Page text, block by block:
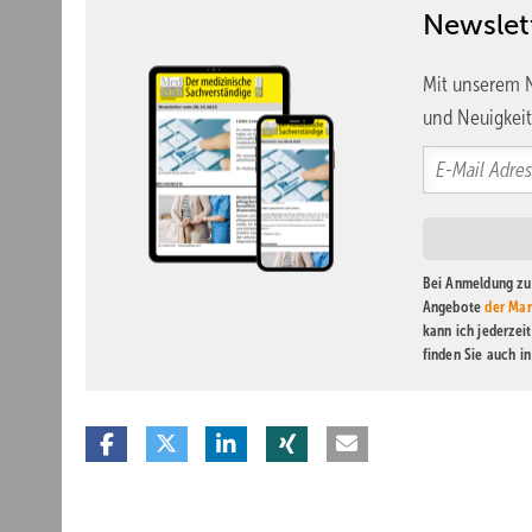
Mit unserem
und
Bei Anmeldung
Angeboteder
kann ich
finden Sie auch